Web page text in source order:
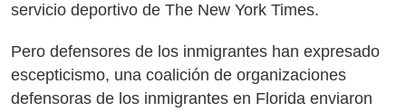
servicio deportivo de The New York Times.
Pero defensores de los inmigrantes han expresado
escepticismo, una coalición de organizaciones
defensoras de los inmigrantes en Florida enviaron